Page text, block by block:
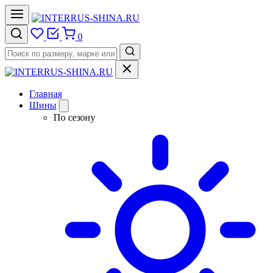
0
Главная
Шины
По сезону